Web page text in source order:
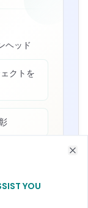
ヘッド
クトを
。インド
センス保
ス全体を
す。
assistance
YOU